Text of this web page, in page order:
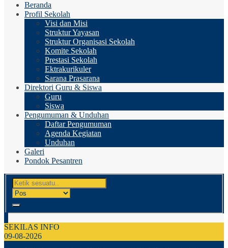
Beranda
Profil Sekolah
Visi dan Misi
Struktur Yayasan
Struktur Organisasi Sekolah
Komite Sekolah
Prestasi Sekolah
Ektrakurikuler
Sarana Prasarana
Direktori Guru & Siswa
Guru
Siswa
Pengumuman & Unduhan
Daftar Pengumuman
Agenda Kegiatan
Unduhan
Galeri
Pondok Pesantren
SEKILAS INFO
09-08-2026